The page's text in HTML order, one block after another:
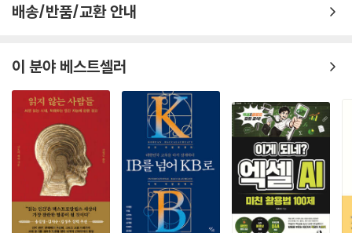
배송/반품/교환 안내
이 분야 베스트셀러